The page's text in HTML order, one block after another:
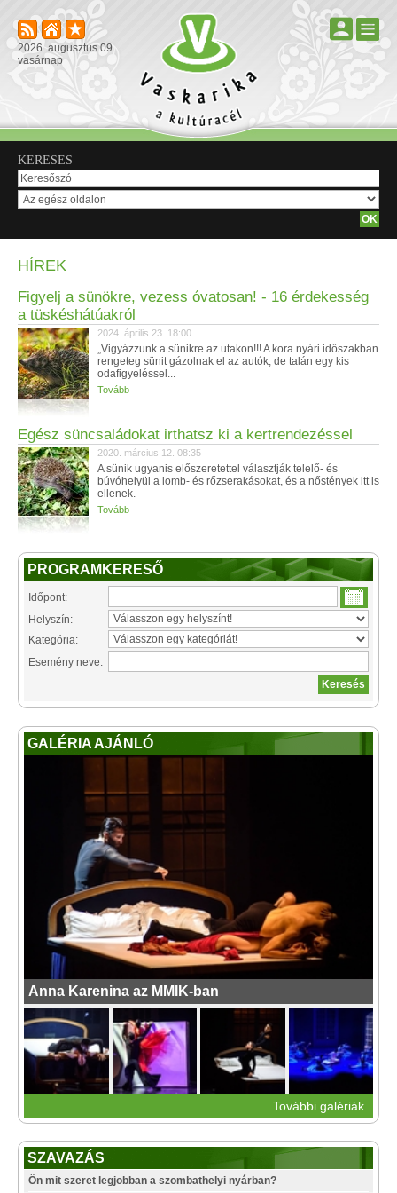
2026. augusztus 09.
vasárnap
KERESÉS
HÍREK
Figyelj a sünökre, vezess óvatosan! - 16 érdekesség
a tüskéshátúakról
2024. április 23. 18:00
„Vigyázzunk a sünikre az utakon!!! A kora nyári időszakban
rengeteg sünit gázolnak el az autók, de talán egy kis
odafigyeléssel...
Tovább
Egész süncsaládokat irthatsz ki a kertrendezéssel
2020. március 12. 08:35
A sünik ugyanis előszeretettel választják telelő- és
búvóhelyül a lomb- és rőzserakásokat, és a nőstények itt is
ellenek.
Tovább
PROGRAMKERESŐ
Időpont:
Helyszín:
Kategória:
Esemény neve:
GALÉRIA AJÁNLÓ
Anna Karenina az MMIK-ban
További galériák
SZAVAZÁS
Ön mit szeret legjobban a szombathelyi nyárban?